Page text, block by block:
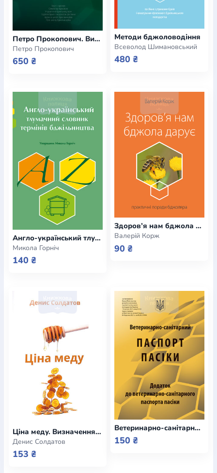
Петро Прокопович. Вибрані твори
Петро Прокопович
650 ₴
Методи бджоловодіння
Всеволод Шимановський
480 ₴
Англо-український тлумачний словник термінів бджільництва
Микола Горніч
140 ₴
Здоров’я нам бджола дарує / покетбук
Валерій Корж
90 ₴
Ціна меду. Визначення собівартості продуктів бджільництва пасічником
Денис Солдатов
153 ₴
Ветеринарно-санітарний паспорт пасіки з додатками
150 ₴